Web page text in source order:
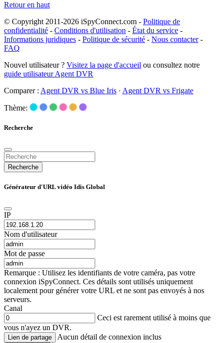
Retour en haut
© Copyright 2011-2026 iSpyConnect.com - Politique de
confidentialité - Conditions d'utilisation - État du service -
Informations juridiques - Politique de sécurité - Nous contacter-
FAQ
Nouvel utilisateur ? Visitez la page d'accueil ou consultez notre
guide utilisateur Agent DVR
Comparer : Agent DVR vs Blue Iris · Agent DVR vs Frigate
Thème:
Recherche
Recherche
Générateur d'URL vidéo Idis Global
IP
Nom d'utilisateur
Mot de passe
Remarque : Utilisez les identifiants de votre caméra, pas votre
connexion iSpyConnect. Ces détails sont utilisés uniquement
localement pour générer votre URL et ne sont pas envoyés à nos
serveurs.
Canal
Ceci est rarement utilisé à moins que
vous n'ayez un DVR.
Lien de partage Aucun détail de connexion inclus